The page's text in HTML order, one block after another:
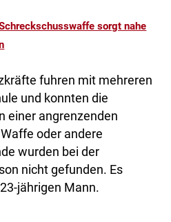
sorgt nahe
fuhren mit mehreren
und konnten die
einer angrenzenden
oder andere
wurden bei der
nicht gefunden. Es
jährigen Mann.